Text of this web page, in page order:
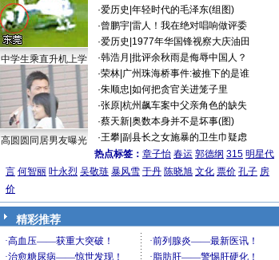
中学生乘直升机上学
高圆圆同居男友曝光
·爱历史 年轻时代的毛泽东(组图)
·曾鹏宇| 雷人！我在绝对唱响做评委
·爱历史 1977年华国锋视察大庆油田
·韩浩月 批评余秋雨是侮辱中国人？
·荣林| 广州珠海桥事件:被推下的是谁
·朱顺忠 如何把贪官关进笼子里
·张原| 杭州飙车案中父亲角色的缺失
·蔡天新| 奥数本身并不是坏事(图)
·王攀| 副县长之女施暴的卫生巾疑虑
热点标签： 章子怡 春运 郭德纲 315 明星代
言 何智丽 叶永烈 吴敬琏 暴风雪 于丹 陈晓旭 文化 票价 孔子 房
价
精彩推荐